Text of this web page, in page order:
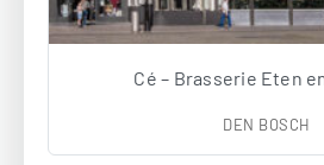
Cé – Brasserie Eten
DEN BOSCH